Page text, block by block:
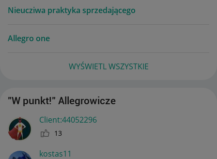
Nieucziwa praktyka sprzedającego
Allegro one
WYŚWIETL WSZYSTKIE
"W punkt!" Allegrowicze
Client:44052296
13
kostas11